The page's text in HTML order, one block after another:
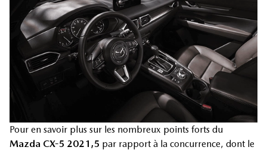
Pour en savoir plus sur les nombreux points forts du
Mazda CX-5 2021,5 par rapport à la concurrence, dont le